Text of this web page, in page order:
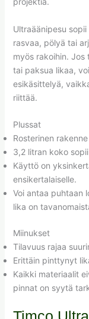
Ultraäänipesu
rasvaa, pölyä tai
myös rakoihin. Jos
tai paksua likaa,
esikäsittelyä,
riittää.
Plussat
Rosterinen
3,2 litran koko
Käyttö on
ensikertalaiselle.
Voi antaa puhtaan
lika on
Miinukset
Tilavuus rajaa
Erittäin pinttynyt
Kaikki materiaalit
pinnat on syytä